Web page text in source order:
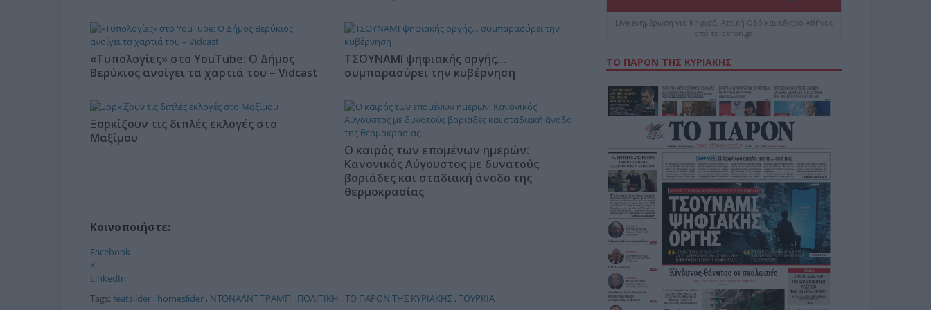
«Τυπολογίες» στο YouTube: Ο Δήμος
Βερύκιος ανοίγει τα χαρτιά του – Vidcast
ΤΣΟΥΝΑΜΙ ψηφιακής οργής…
συμπαρασύρει την κυβέρνηση
Ξορκίζουν τις διπλές εκλογές στο
Μαξίμου
Ο καιρός των επομένων ημερών:
Κανονικός Αύγουστος με δυνατούς
βοριάδες και σταδιακή άνοδο της
θερμοκρασίας
Κοινοποιήστε:
Facebook
X
LinkedIn
Tags: featslider, homeslider, ΝΤΟΝΑΛΝΤ ΤΡΑΜΠ , ΠΟΛΙΤΙΚΗ , ΤΟ ΠΑΡΟΝ ΤΗΣ ΚΥΡΙΑΚΗΣ, ΤΟΥΡΚΙΑ
Live ενημέρωση για Κηφισό, Αττική Οδό και κέντρο Αθήνας
από το paron.gr
ΤΟ ΠΑΡΟΝ ΤΗΣ ΚΥΡΙΑΚΗΣ